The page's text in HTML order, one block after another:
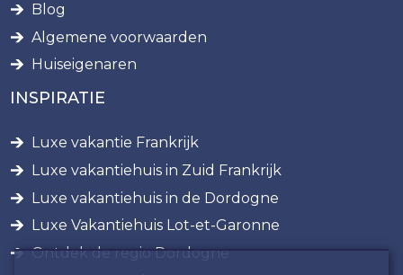
Blog
Algemene voorwaarden
Huiseigenaren
INSPIRATIE
Luxe vakantie Frankrijk
Luxe vakantiehuis in Zuid Frankrijk
Luxe vakantiehuis in de Dordogne
Luxe Vakantiehuis Lot-et-Garonne
Ontdek de regio Dordogne